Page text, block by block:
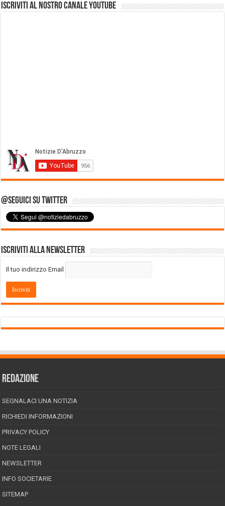
Iscriviti al nostro Canale Youtube
@Seguici su Twitter
Iscriviti alla Newsletter
Il tuo indirizzo Email
REDAZIONE
SEGNALACI UNA NOTIZIA
RICHIEDI INFORMAZIONI
PRIVACY POLICY
NOTE LEGALI
NEWSLETTER
INFO SOCIETARIE
SITEMAP